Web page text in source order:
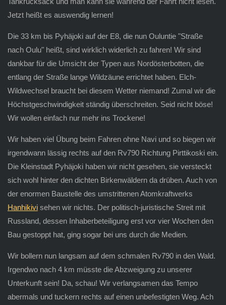
Jetzt heißt es auswendig lernen!
Die 33 km bis Pyhäjoki auf der E8, die nun Ouluntie "Straße
nach Oulu" heißt, sind wirklich widerlich zu fahren! Wir sind
dankbar für die Umsicht der Typen aus Nordösterbotten, die
entlang der Straße lange Wildzäune errichtet haben. Elch-
Wildwechsel braucht bei diesem Wetter niemand! Zumal wir die
Höchstgeschwindigkeit ständig überschreiten. Seid nicht böse!
Wir wollen einfach nur mehr ins Trockene!
Wir haben viel Übung beim Fahren ohne Navi und so biegen wir
irgendwann lässig rechts auf den Rv790 Richtung Pirttikoski ein.
Die Kleinstadt Pyhäjoki haben wir nicht gesehen, sie versteckt
sich wohl hinter den dichten Birkenwäldern da drüben. Auch von
der enormen Baustelle des umstrittenen Atomkraftwerks
Hanhikivisehen wir nichts. Der politisch-juristische Streit mit
Russland, dessen Inhaberbeteiligung erst vor vier Wochen den
Bau gestoppt hat, ging sogar bei uns durch die Medien.
Wir bollern nun langsam auf dem schmalen Rv790 in den Wald.
Irgendwo nach 4 km müsste die Abzweigung zu unserer
Unterkunft sein! Da, schau! Wir verlangsamen das Tempo
abermals und tuckern rechts auf einen unbefestigten Weg. Ach